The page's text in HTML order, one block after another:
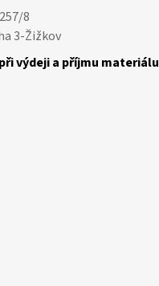
8
3-Žižkov
výdeji a příjmu materiálu